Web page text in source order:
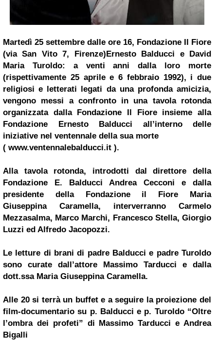
Martedì 25 settembre dalle ore 16, Fondazione Il Fiore
(via San Vito 7, Firenze)Ernesto Balducci e David
Maria Turoldo: a venti anni dalla loro morte
(rispettivamente 25 aprile e 6 febbraio 1992), i due
religiosi e letterati legati da una profonda amicizia,
vengono messi a confronto in una tavola rotonda
organizzata dalla Fondazione Il Fiore insieme alla
Fondazione Ernesto Balducci all’interno delle
iniziative nel ventennale della sua morte
( www.ventennalebalducci.it ).
Alla tavola rotonda, introdotti dal direttore della
Fondazione E. Balducci Andrea Cecconi e dalla
presidente della Fondazione il Fiore Maria
Giuseppina Caramella, interverranno Carmelo
Mezzasalma, Marco Marchi, Francesco Stella, Giorgio
Luzzi ed Alfredo Jacopozzi.
Le letture di brani di padre Balducci e padre Turoldo
sono curate dall’attore Massimo Tarducci e dalla
dott.ssa Maria Giuseppina Caramella.
Alle 20 si terrà un buffet e a seguire la proiezione del
film-documentario su p. Balducci e p. Turoldo “Oltre
l’ombra dei profeti” di Massimo Tarducci e Andrea
Bigalli